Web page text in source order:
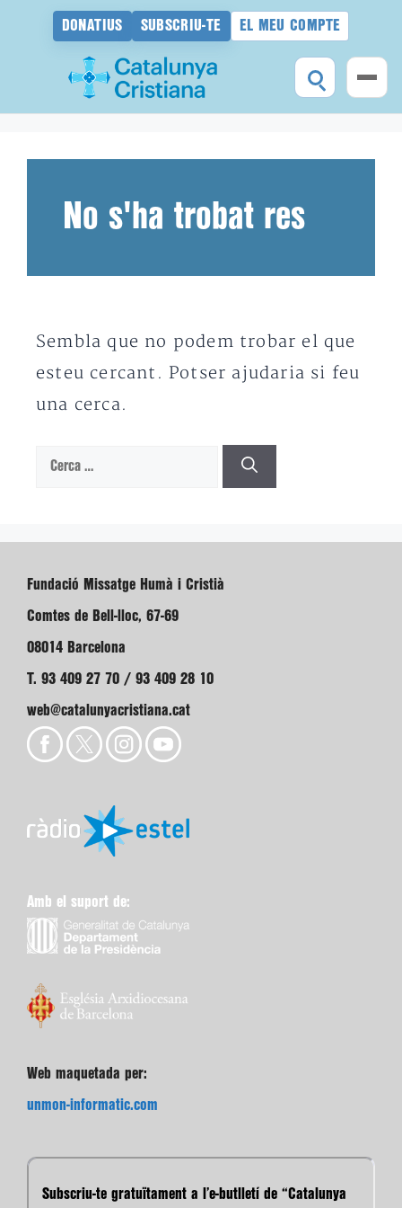
DONATIUS SUBSCRIU-TE EL MEU COMPTE
No s'ha trobat res
Sembla que no podem trobar el que
esteu cercant. Potser ajudaria si feu
una cerca.
Cerca:
Fundació Missatge Humà i Cristià
Comtes de Bell-lloc, 67-69
08014 Barcelona
T. 93 409 27 70 / 93 409 28 10
web@catalunyacristiana.cat
Amb el suport de:
Web maquetada per:
unmon-informatic.com
Subscriu-te gratuïtament a l’e-butlletí de “Catalunya